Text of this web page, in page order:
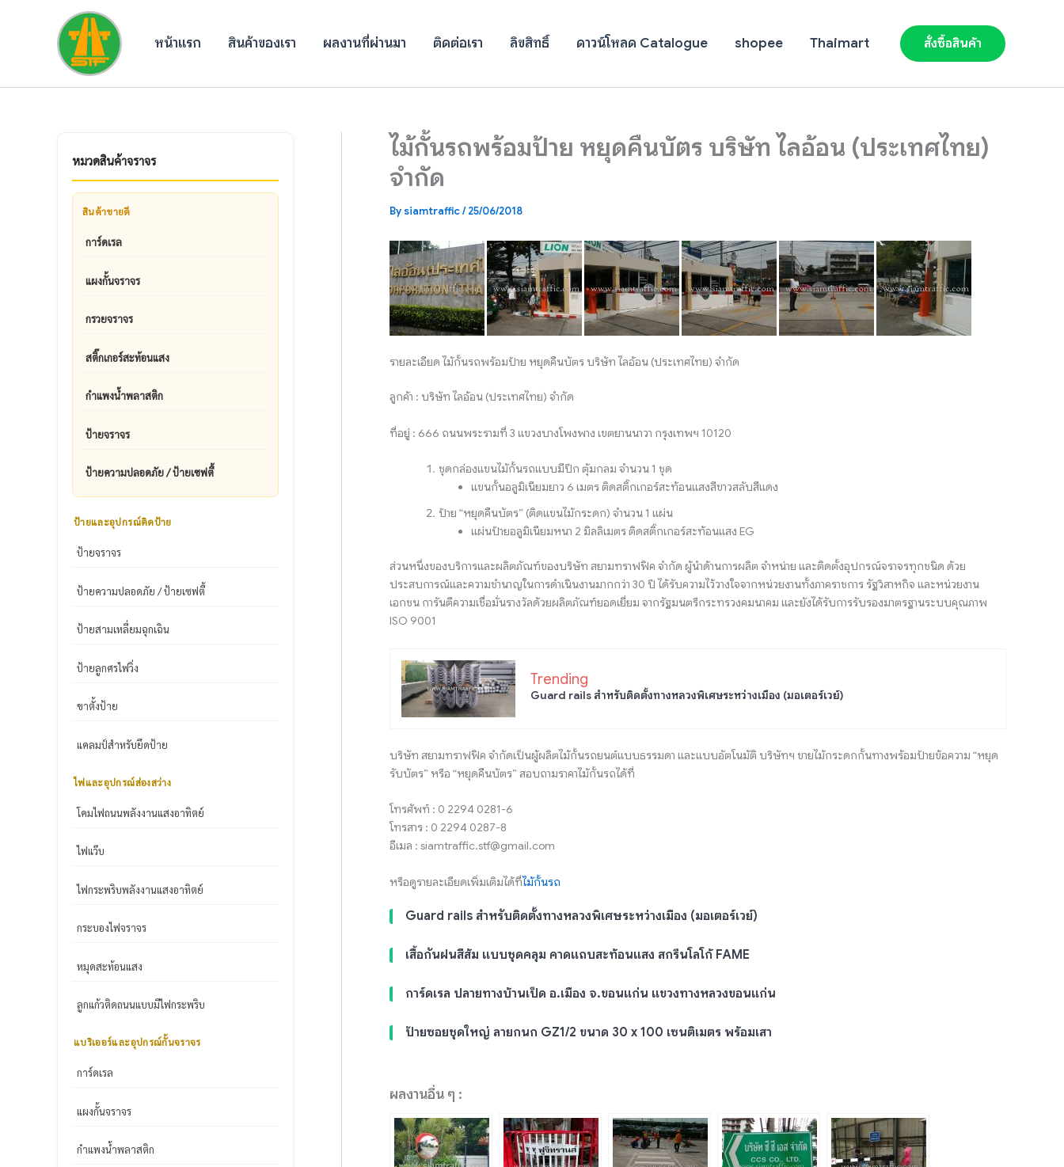
หน้าแรก สินค้าของเรา ผลงานที่ผ่านมา ติดต่อเรา ลิขสิทธิ์ ดาวน์โหลด Catalogue shopee Thaimart สั่งซื้อสินค้า
หมวดสินค้าจราจร
สินค้าขายดี
การ์ดเรล
แผงกั้นจราจร
กรวยจราจร
สติ๊กเกอร์สะท้อนแสง
กำแพงน้ำพลาสติก
ป้ายจราจร
ป้ายความปลอดภัย / ป้ายเซฟตี้
ป้ายและอุปกรณ์ติดป้าย
ป้ายจราจร
ป้ายความปลอดภัย / ป้ายเซฟตี้
ป้ายสามเหลี่ยมฉุกเฉิน
ป้ายลูกศรไฟวิ่ง
ขาตั้งป้าย
แคลมป์สำหรับยึดป้าย
ไฟและอุปกรณ์ส่องสว่าง
โคมไฟถนนพลังงานแสงอาทิตย์
ไฟแว๊บ
ไฟกระพริบพลังงานแสงอาทิตย์
กระบองไฟจราจร
หมุดสะท้อนแสง
ลูกแก้วติดถนนแบบมีไฟกระพริบ
แบริเออร์และอุปกรณ์กั้นจราจร
การ์ดเรล
แผงกั้นจราจร
กำแพงน้ำพลาสติก
ไม้กั้นรถพร้อมป้าย หยุดคืนบัตร บริษัท ไลอ้อน (ประเทศไทย)
จำกัด
By siamtraffic/25/06/2018
รายละเอียด ไม้กั้นรถพร้อมป้าย หยุดคืนบัตร บริษัท ไลอ้อน (ประเทศไทย) จำกัด
ลูกค้า : บริษัท ไลอ้อน (ประเทศไทย) จำกัด
ที่อยู่ : 666 ถนนพระรามที่ 3 แขวงบางโพงพาง เขตยานนาวา กรุงเทพฯ 10120
ชุดกล่องแขนไม้กั้นรถแบบมีปีก ตุ้มกลม จำนวน 1 ชุด
แขนกั้นอลูมิเนียมยาว 6 เมตร ติดสติ๊กเกอร์สะท้อนแสงสีขาวสลับสีแดง
ป้าย “หยุดคืนบัตร” (ติดแขนไม้กระดก) จำนวน 1 แผ่น
แผ่นป้ายอลูมิเนียมหนา 2 มิลลิเมตร ติดสติ๊กเกอร์สะท้อนแสง EG
ส่วนหนึ่งของบริการและผลิตภัณฑ์ของบริษัท สยามทราฟฟิค จำกัด ผู้นำด้านการผลิต จำหน่าย และติดตั้งอุปกรณ์จราจรทุกชนิด ด้วย
ประสบการณ์และความชำนาญในการดำเนินงานมากกว่า 30 ปี ได้รับความไว้วางใจจากหน่วยงานทั้งภาคราชการ รัฐวิสาหกิจ และหน่วยงาน
เอกชน การันตีความเชื่อมั่นรางวัลด้วยผลิตภัณฑ์ยอดเยี่ยม จากรัฐมนตรีกระทรวงคมนาคม และยังได้รับการรับรองมาตรฐานระบบคุณภาพ
ISO 9001
Trending
Guard rails สำหรับติดตั้งทางหลวงพิเศษระหว่างเมือง (มอเตอร์เวย์)
บริษัท สยามทราฟฟิค จำกัดเป็นผู้ผลิตไม้กั้นรถยนต์แบบธรรมดา และแบบอัตโนมัติ บริษัทฯ ขายไม้กระดกกั้นทางพร้อมป้ายข้อความ “หยุด
รับบัตร” หรือ “หยุดคืนบัตร” สอบถามราคาไม้กั้นรถได้ที่
โทรศัพท์ : 0 2294 0281-6
โทรสาร : 0 2294 0287-8
อีเมล : siamtraffic.stf@gmail.com
หรือดูรายละเอียดเพิ่มเติมได้ที่ไม้กั้นรถ
Guard rails สำหรับติดตั้งทางหลวงพิเศษระหว่างเมือง (มอเตอร์เวย์)
เสื้อกันฝนสีส้ม แบบชุดคลุม คาดแถบสะท้อนแสง สกรีนโลโก้ FAME
การ์ดเรล ปลายทางบ้านเป็ด อ.เมือง จ.ขอนแก่น แขวงทางหลวงขอนแก่น
ป้ายซอยชุดใหญ่ ลายกนก GZ1/2 ขนาด 30 x 100 เซนติเมตร พร้อมเสา
ผลงานอื่น ๆ :